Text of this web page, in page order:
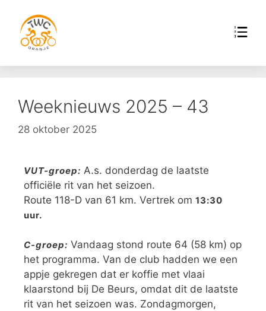
Weeknieuws 2025 – 43
28 oktober 2025
VUT-groep: A.s. donderdag de laatste
officiële rit van het seizoen.
Route 118-D van 61 km. Vertrek om 13:30
uur.
C-groep: Vandaag stond route 64 (58 km) op
het programma. Van de club hadden we een
appje gekregen dat er koffie met vlaai
klaarstond bij De Beurs, omdat dit de laatste
rit van het seizoen was. Zondagmorgen,